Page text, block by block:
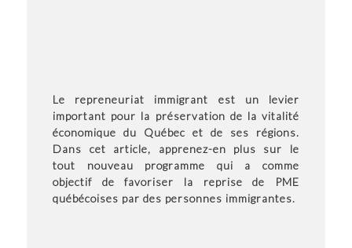
Le repreneuriat immigrant est un levier
important pour la préservation de la vitalité
économique du Québec et de ses régions.
Dans cet article, apprenez-en plus sur le
tout nouveau programme qui a comme
objectif de favoriser la reprise de PME
québécoises par des personnes immigrantes.